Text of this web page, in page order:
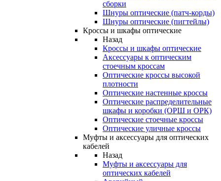
сборки
Шнуры оптические (патч-корды)
Шнуры оптические (пигтейлы)
Кроссы и шкафы оптические
Назад
Кроссы и шкафы оптические
Аксессуары к оптическим
стоечным кроссам
Оптические кроссы высокой
плотности
Оптические настенные кроссы
Оптические распределительные
шкафы и коробки (ОРШ и ОРК)
Оптические стоечные кроссы
Оптические уличные кроссы
Муфты и аксессуары для оптических
кабелей
Назад
Муфты и аксессуары для
оптических кабелей